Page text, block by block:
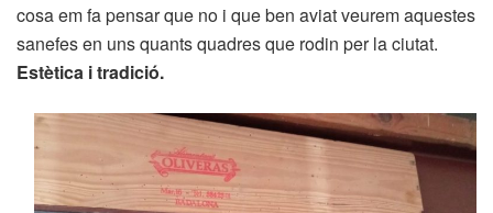
cosa em fa pensar que no i que ben aviat veurem aquestes
sanefes en uns quants quadres que rodin per la ciutat.
Estètica i tradició.